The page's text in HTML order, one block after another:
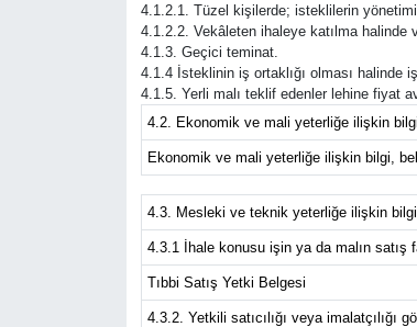
4.1.2.1. Tüzel kişilerde; isteklilerin
4.1.2.2. Vekâleten ihaleye katılma halinde
4.1.3. Geçici teminat.
4.1.4 İsteklinin iş ortaklığı olması halinde
4.1.5. Yerli malı teklif edenler lehine fiyat
4.2. Ekonomik ve mali yeterliğe ilişkin
Ekonomik ve mali yeterliğe ilişkin bilgi,
4.3. Mesleki ve teknik yeterliğe ilişkin
4.3.1 İhale konusu işin ya da malın
Tıbbi Satış Yetki Belgesi
4.3.2. Yetkili satıcılığı veya imalatçılığı